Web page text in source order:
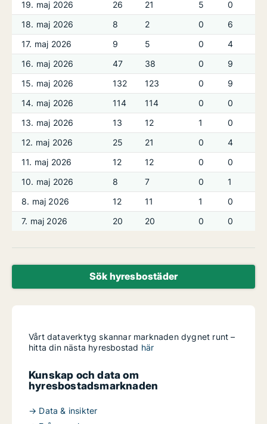
19. maj 2026
26 21 5
0
18. maj 2026
8 2 0
6
17. maj 2026
9 5 0
4
16. maj 2026
47 38 0
9
15. maj 2026
132 123 0
9
14. maj 2026
114 114 0
0
13. maj 2026
13 12 1
0
12. maj 2026
25 21 0
4
11. maj 2026
12 12 0
0
10. maj 2026
8 7 0
1
8. maj 2026
12 11 1
0
7. maj 2026
20 20 0 0
Sök hyresbostäder
Vårt dataverktyg skannar marknaden dygnet runt –
hitta din nästa hyresbostad här
Kunskap och data om
hyresbostadsmarknaden
→ Data & insikter